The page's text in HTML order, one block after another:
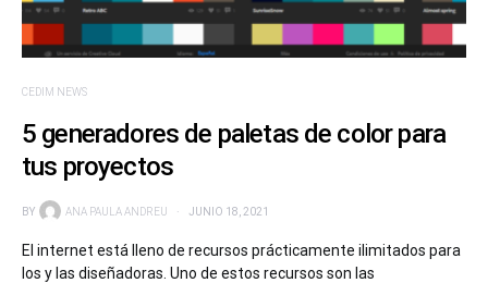
CEDIM NEWS
5 generadores de paletas de color para
tus proyectos
BY ANA PAULA ANDREU JUNIO 18, 2021
El internet está lleno de recursos prácticamente ilimitados para
los y las diseñadoras. Uno de estos recursos son las